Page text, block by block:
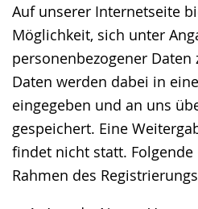
Auf unserer Internetseite
Möglichkeit, sich unter
personenbezogener
Daten werden dabei in
eingegeben und an uns
gespeichert. Eine
findet nicht statt.
Rahmen des
wird
angezeigt.